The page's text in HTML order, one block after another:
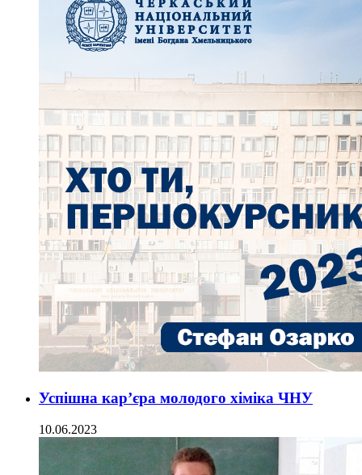
Успішна кар’єра молодого хіміка ЧНУ
10.06.2023